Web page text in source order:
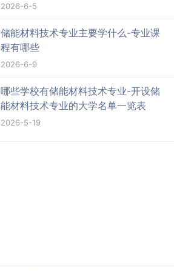
2026-6-5
储能材料技术专业主要学什么-专业课
程有哪些
2026-6-9
哪些学校有储能材料技术专业-开设储
能材料技术专业的大学名单一览表
2026-5-19